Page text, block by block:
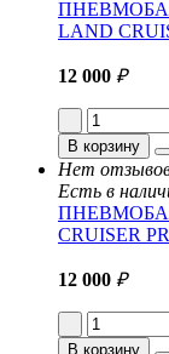
LAND
12 000 ₽
В корзину
Нет
Есть в
CRUISER
12 000 ₽
В корзину